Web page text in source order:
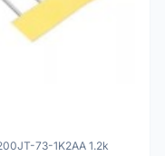
73-1K2AA 1.2k